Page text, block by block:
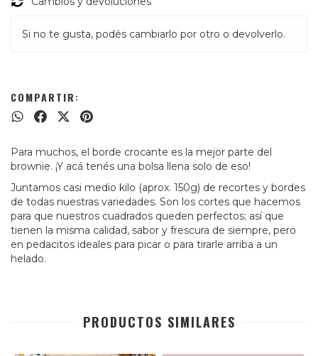
Si no te gusta, podés cambiarlo por otro o devolverlo.
COMPARTIR:
Para muchos, el borde crocante es la mejor parte del
brownie. ¡Y acá tenés una bolsa llena solo de eso!
Juntamos casi medio kilo (aprox. 150g) de recortes y bordes
de todas nuestras variedades. Son los cortes que hacemos
para que nuestros cuadrados queden perfectos; así que
tienen la misma calidad, sabor y frescura de siempre, pero
en pedacitos ideales para picar o para tirarle arriba a un
helado.
PRODUCTOS SIMILARES